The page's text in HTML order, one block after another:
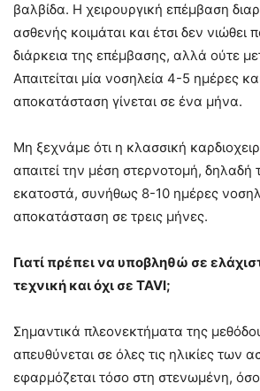
βαλβίδα. Η χειρουργική επέμβαση
ασθενής κοιμάται και έτσι δεν νιώθει
διάρκεια της επέμβασης, αλλά ούτε
Απαιτείται μία νοσηλεία 4-5 ημέρες
αποκατάσταση γίνεται σε ένα μήνα.
Μη ξεχνάμε ότι η κλασσική
απαιτεί την μέση στερνοτομή,
εκατοστά, συνήθως 8-10 ημέρες
αποκατάσταση σε τρεις μήνες.
Γιατί πρέπει να υποβληθώ σε
τεχνική και όχι σε TAVI;
Σημαντικά πλεονεκτήματα της μεθόδου
απευθύνεται σε όλες τις ηλικίες των
εφαρμόζεται τόσο στη στενωμένη,